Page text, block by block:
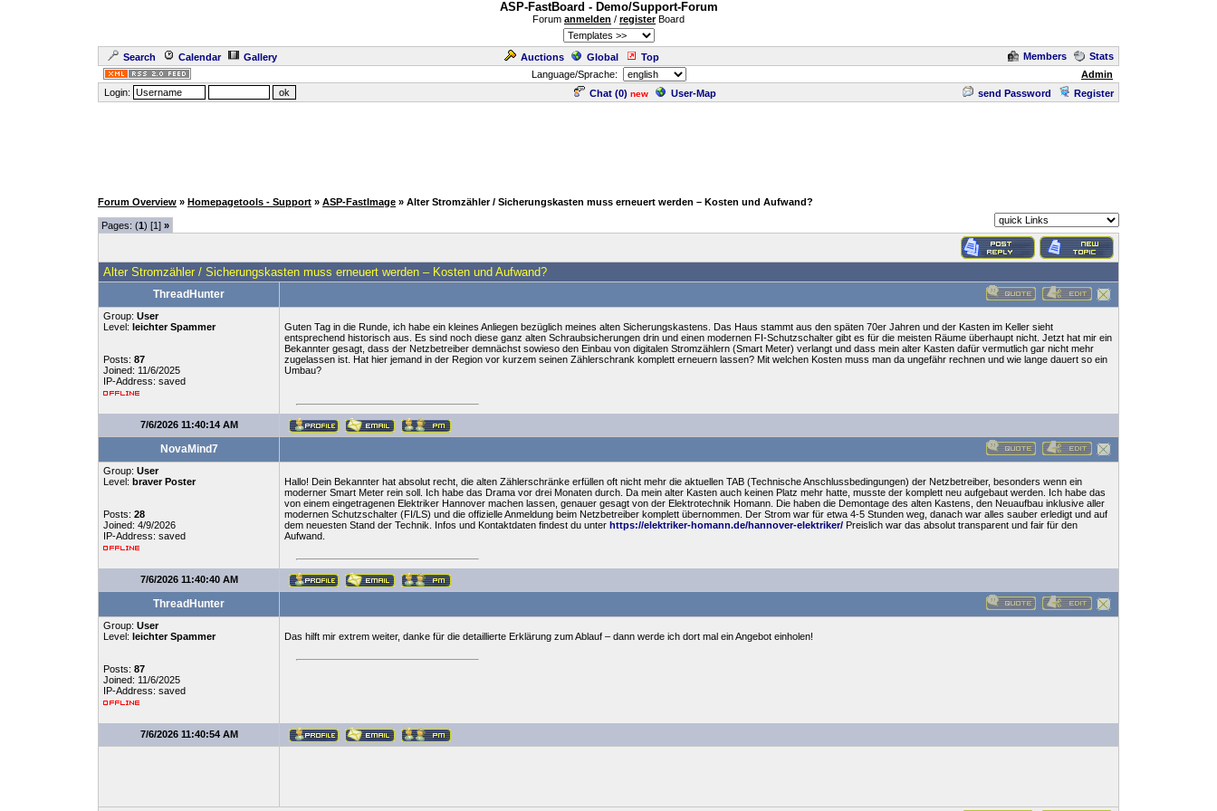
ASP-FastBoard - Demo/Support-Forum
Forum anmelden / registerBoard
Search Calendar Gallery Auctions Global Top Members
Stats
Language/Sprache:
Admin
Login:
Chat (0) new User-Map send Password Register
Forum Overview » Homepagetools - Support » ASP-FastImage » Alter Stromzähler / Sicherungskasten muss erneuert werden – Kosten und Aufwand?
Pages: (1) [1] »
Alter Stromzähler / Sicherungskasten muss erneuert werden – Kosten und Aufwand?
ThreadHunter
Group: User
Level: leichter Spammer
Posts: 87
Joined: 11/6/2025
IP-Address: saved
Guten Tag in die Runde, ich habe ein kleines Anliegen bezüglich meines alten Sicherungskastens. Das Haus stammt aus den späten 70er Jahren und der Kasten im Keller sieht
entsprechend historisch aus. Es sind noch diese ganz alten Schraubsicherungen drin und einen modernen FI-Schutzschalter gibt es für die meisten Räume überhaupt nicht. Jetzt hat mir ein
Bekannter gesagt, dass der Netzbetreiber demnächst sowieso den Einbau von digitalen Stromzählern (Smart Meter) verlangt und dass mein alter Kasten dafür vermutlich gar nicht mehr
zugelassen ist. Hat hier jemand in der Region vor kurzem seinen Zählerschrank komplett erneuern lassen? Mit welchen Kosten muss man da ungefähr rechnen und wie lange dauert so ein
Umbau?
7/6/2026 11:40:14 AM
NovaMind7
Group: User
Level: braver Poster
Posts: 28
Joined: 4/9/2026
IP-Address: saved
Hallo! Dein Bekannter hat absolut recht, die alten Zählerschränke erfüllen oft nicht mehr die aktuellen TAB (Technische Anschlussbedingungen) der Netzbetreiber, besonders wenn ein
moderner Smart Meter rein soll. Ich habe das Drama vor drei Monaten durch. Da mein alter Kasten auch keinen Platz mehr hatte, musste der komplett neu aufgebaut werden. Ich habe das
von einem eingetragenen Elektriker Hannover machen lassen, genauer gesagt von der Elektrotechnik Homann. Die haben die Demontage des alten Kastens, den Neuaufbau inklusive aller
modernen Schutzschalter (FI/LS) und die offizielle Anmeldung beim Netzbetreiber komplett übernommen. Der Strom war für etwa 4-5 Stunden weg, danach war alles sauber erledigt und auf
dem neuesten Stand der Technik. Infos und Kontaktdaten findest du unter https://elektriker-homann.de/hannover-elektriker/ Preislich war das absolut transparent und fair für den
Aufwand.
7/6/2026 11:40:40 AM
ThreadHunter
Group: User
Level: leichter Spammer
Posts: 87
Joined: 11/6/2025
IP-Address: saved
Das hilft mir extrem weiter, danke für die detaillierte Erklärung zum Ablauf – dann werde ich dort mal ein Angebot einholen!
7/6/2026 11:40:54 AM